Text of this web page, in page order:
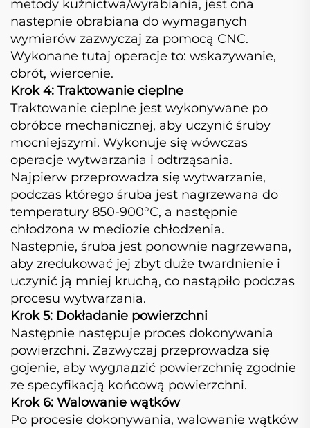
metody kuźnictwa/wyrabiania, jest ona
następnie obrabiana do wymaganych
wymiarów zazwyczaj za pomocą CNC.
Wykonane tutaj operacje to: wskazywanie,
obrót, wiercenie.
Krok 4: Traktowanie cieplne
Traktowanie cieplne jest wykonywane po
obróbce mechanicznej, aby uczynić śruby
mocniejszymi. Wykonuje się wówczas
operacje wytwarzania i odtrząsania.
Najpierw przeprowadza się wytwarzanie,
podczas którego śruba jest nagrzewana do
temperatury 850-900°C, a następnie
chłodzona w mediozie chłodzenia.
Następnie, śruba jest ponownie nagrzewana,
aby zredukować jej zbyt duże twardnienie i
uczynić ją mniej kruchą, co nastąpiło podczas
procesu wytwarzania.
Krok 5: Dokładanie powierzchni
Następnie następuje proces dokonywania
powierzchni. Zazwyczaj przeprowadza się
gojenie, aby wygладzić powierzchnię zgodnie
ze specyfikacją końcową powierzchni.
Krok 6: Walowanie wątków
Po procesie dokonywania, walowanie wątków